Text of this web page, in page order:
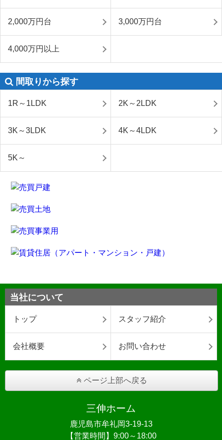
2,000万円台 3,000万円台
4,000万円以上
間取りから探す
1R～1LDK 2K～2LDK
3K～3LDK 4K～4LDK
5K～
当社について
トップ スタッフ紹介
会社概要 お問い合わせ
ページ上部へ戻る
三伸ホーム
鹿児島市牟礼岡3-19-13
【営業時間】9:00～18:00